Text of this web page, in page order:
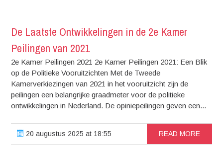
De Laatste Ontwikkelingen in de 2e Kamer
Peilingen van 2021
2e Kamer Peilingen 2021 2e Kamer Peilingen 2021: Een Blik
op de Politieke Vooruitzichten Met de Tweede
Kamerverkiezingen van 2021 in het vooruitzicht zijn de
peilingen een belangrijke graadmeter voor de politieke
ontwikkelingen in Nederland. De opiniepeilingen geven een...
20 augustus 2025 at 18:55 READ MORE